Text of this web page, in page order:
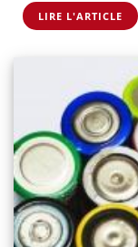
LIRE L'ARTICLE